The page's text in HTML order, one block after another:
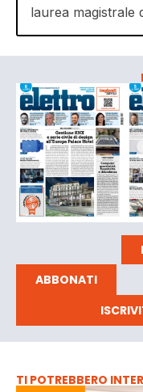
laurea magistrale
ABBONATI
TI POTREBBERO